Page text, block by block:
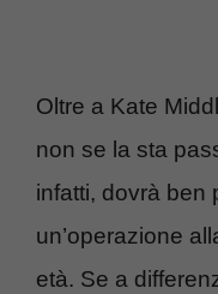
Oltre a Kate
non se la sta
infatti, dovrà ben
un’operazione
età. Se a